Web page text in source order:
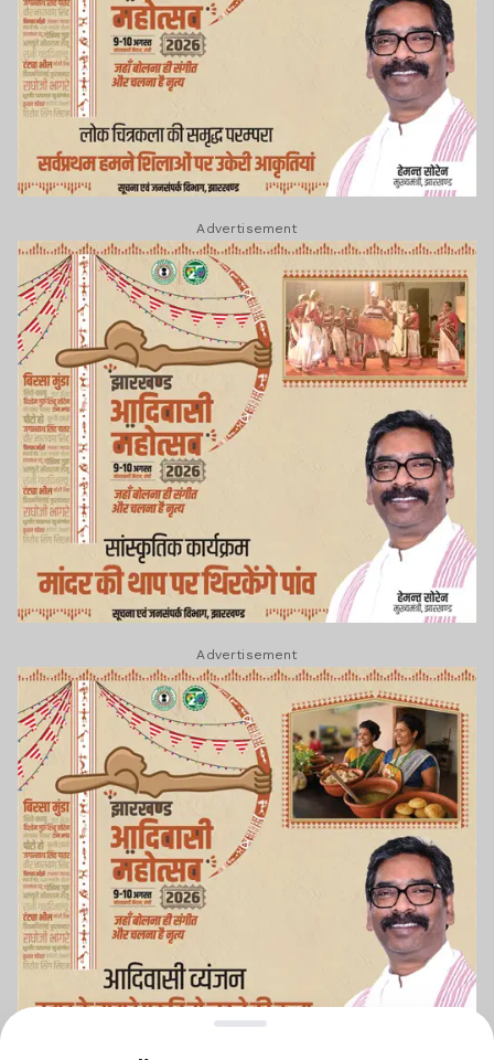
Advertisement
Advertisement